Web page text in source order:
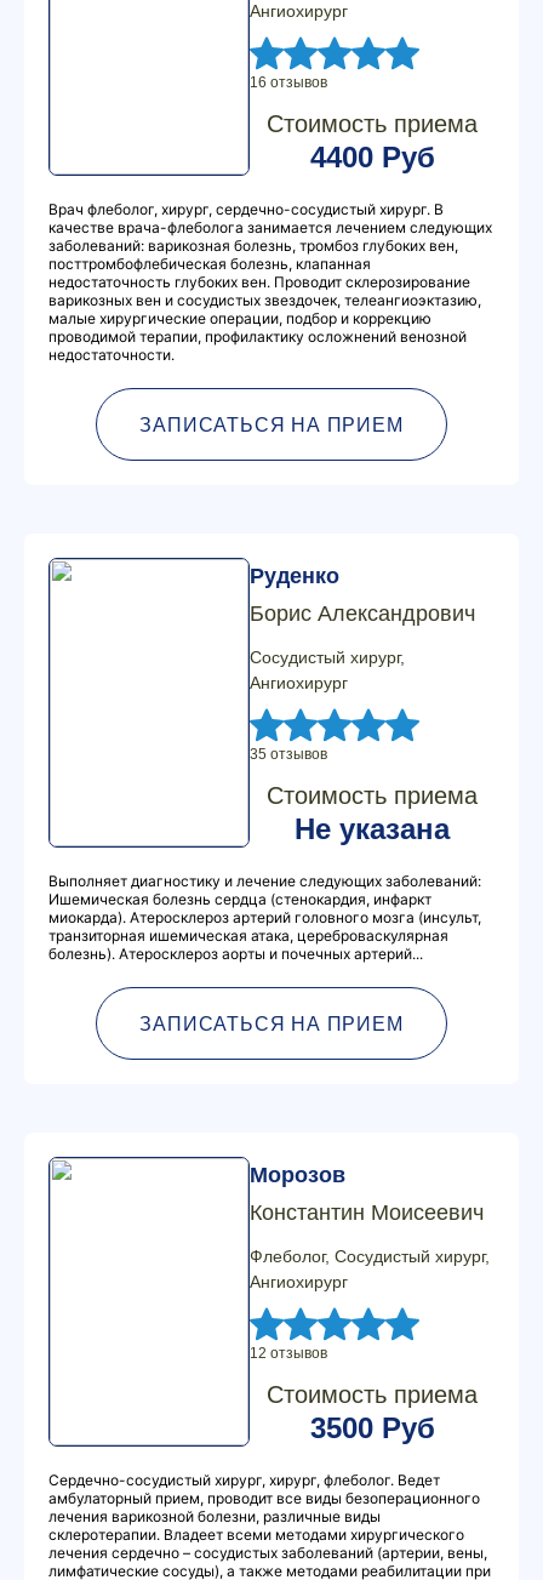
Ангиохирург
16 отзывов
Стоимость приема
4400 Руб
Врач флеболог, хирург, сердечно-сосудистый хирург. В
качестве врача-флеболога занимается лечением следующих
заболеваний: варикозная болезнь, тромбоз глубоких вен,
посттромбофлебическая болезнь, клапанная
недостаточность глубоких вен. Проводит склерозирование
варикозных вен и сосудистых звездочек, телеангиоэктазию,
малые хирургические операции, подбор и коррекцию
проводимой терапии, профилактику осложнений венозной
недостаточности.
ЗАПИСАТЬСЯ НА ПРИЕМ
Руденко
Борис Александрович
Сосудистый хирург,
Ангиохирург
35 отзывов
Стоимость приема
Не указана
Выполняет диагностику и лечение следующих заболеваний:
Ишемическая болезнь сердца (стенокардия, инфаркт
миокарда). Атеросклероз артерий головного мозга (инсульт,
транзиторная ишемическая атака, цереброваскулярная
болезнь). Атеросклероз аорты и почечных артерий...
ЗАПИСАТЬСЯ НА ПРИЕМ
Морозов
Константин Моисеевич
Флеболог, Сосудистый хирург,
Ангиохирург
12 отзывов
Стоимость приема
3500 Руб
Сердечно-сосудистый хирург, хирург, флеболог. Ведет
амбулаторный прием, проводит все виды безоперационного
лечения варикозной болезни, различные виды
склеротерапии. Владеет всеми методами хирургического
лечения сердечно – сосудистых заболеваний (артерии, вены,
лимфатические сосуды), а также методами реабилитации при